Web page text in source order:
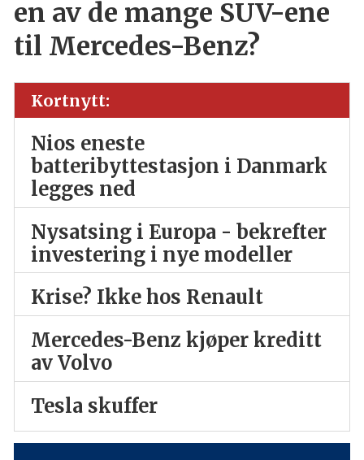
en av de mange SUV-ene
til Mercedes-Benz?
Kortnytt:
Nios eneste
batteribyttestasjon i Danmark
legges ned
Nysatsing i Europa - bekrefter
investering i nye modeller
Krise? Ikke hos Renault
Mercedes-Benz kjøper kreditt
av Volvo
Tesla skuffer